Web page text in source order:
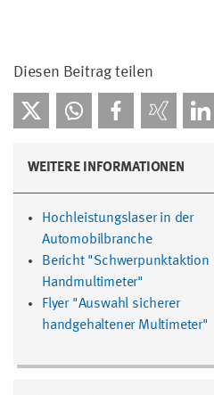
Diesen Beitrag teilen
WEITERE INFORMATIONEN
Hochleistungslaser in der
Automobilbranche
Bericht "Schwerpunktaktion
Handmultimeter"
Flyer "Auswahl sicherer
handgehaltener Multimeter"